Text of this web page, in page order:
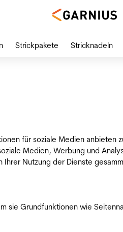
für soziale Medien
Medien, Werbung und
Nutzung der Dienste
Grundfunktionen wie
Strickpakete Stricknadeln